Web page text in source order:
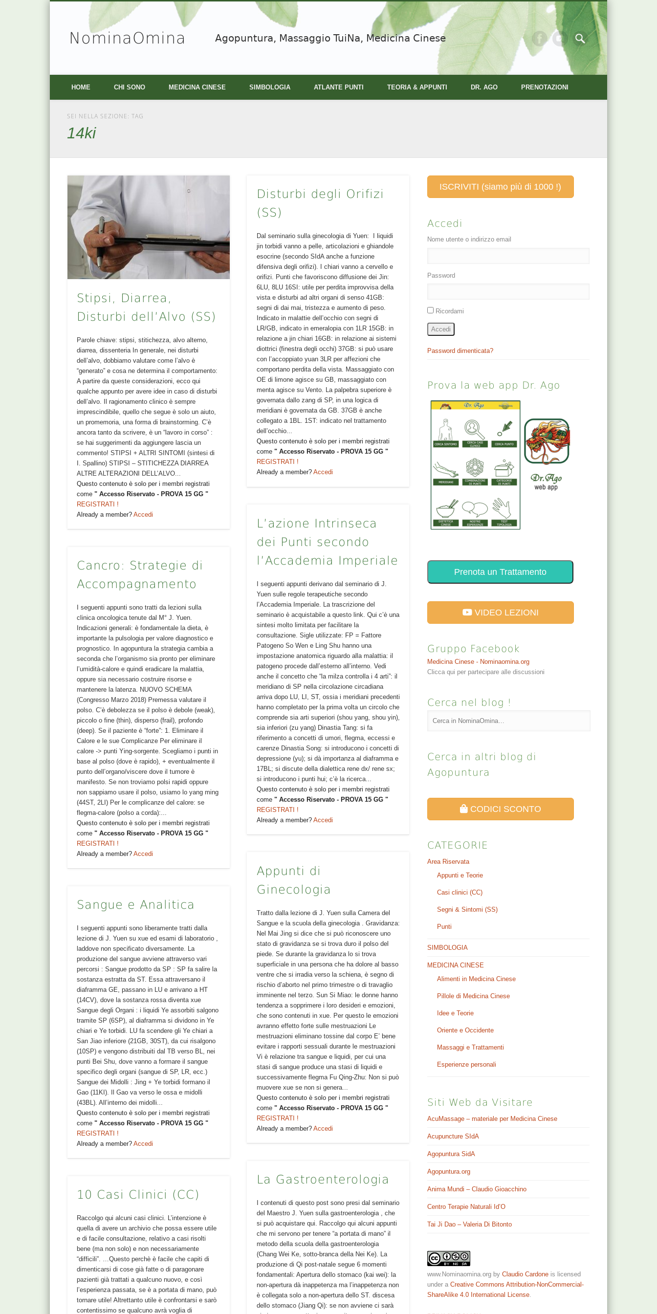
NominaOmina Agopuntura, Massaggio TuiNa, Medicina Cinese
Vimeo
HOME CHI SONO MEDICINA CINESE SIMBOLOGIA ATLANTE PUNTI TEORIA & APPUNTI DR. AGO PRENOTAZIONI
SEI NELLA SEZIONE: TAG
14ki
Stipsi, Diarrea,
Disturbi dell’Alvo (SS)
Parole chiave: stipsi, stitichezza, alvo alterno,
diarrea, dissenteria In generale, nei disturbi
dell’alvo, dobbiamo valutare come l’alvo è
“generato” e cosa ne determina il comportamento:
A partire da queste considerazioni, ecco qui
qualche appunto per avere idee in caso di disturbi
dell’alvo. Il ragionamento clinico è sempre
imprescindibile, quello che segue è solo un aiuto,
un promemoria, una forma di brainstorming. C’è
ancora tanto da scrivere, è un “lavoro in corso” :
se hai suggerimenti da aggiungere lascia un
commento! STIPSI + ALTRI SINTOMI (sintesi di
I. Spallino) STIPSI – STITICHEZZA DIARREA
ALTRE ALTERAZIONI DELL’ALVO...
Questo contenuto è solo per i membri registrati
come" Accesso Riservato - PROVA 15 GG "
REGISTRATI !
Already a member?Accedi
Disturbi degli Orifizi
(SS)
Dal seminario sulla ginecologia di Yuen: I liquidi
jin torbidi vanno a pelle, articolazioni e ghiandole
esocrine (secondo SIdA anche a funzione
difensiva degli orifizi). I chiari vanno a cervello e
orifizi. Punti che favoriscono diffusione dei Jin:
6LU, 8LU 16SI: utile per perdita improvvisa della
vista e disturbi ad altri organi di senso 41GB:
segni di dai mai, tristezza e aumento di peso.
Indicato in malattie dell’occhio con segni di
LR/GB, indicato in emeralopia con 1LR 15GB: in
relazione a jin chiari 16GB: in relazione ai sistemi
diottrici (finestra degli occhi) 37GB: si può usare
con l’accoppiato yuan 3LR per affezioni che
comportano perdita della vista. Massaggiato con
OE di limone agisce su GB, massaggiato con
menta agisce su Vento. La palpebra superiore è
governata dallo zang di SP, in una logica di
meridiani è governata da GB. 37GB è anche
collegato a 1BL. 1ST: indicato nel trattamento
dell’occhio...
Questo contenuto è solo per i membri registrati
come " Accesso Riservato - PROVA 15 GG "
REGISTRATI !
Already a member? Accedi
L’azione Intrinseca
dei Punti secondo
l’Accademia Imperiale
I seguenti appunti derivano dal seminario di J.
Yuen sulle regole terapeutiche secondo
l’Accademia Imperiale. La trascrizione del
seminario è acquistabile a questo link. Qui c’è una
sintesi molto limitata per facilitare la
consultazione. Sigle utilizzate: FP = Fattore
Patogeno So Wen e Ling Shu hanno una
impostazione anatomica riguardo alla malattia: il
patogeno procede dall’esterno all’interno. Vedi
anche il concetto che “la milza controlla i 4 arti”: il
meridiano di SP nella circolazione circadiana
arriva dopo LU, LI, ST, ossia i meridiani precedenti
hanno completato per la prima volta un circolo che
comprende sia arti superiori (shou yang, shou yin),
sia inferiori (zu yang) Dinastia Tang: si fa
riferimento a concetti di umori, flegma, eccessi e
carenze Dinastia Song: si introducono i concetti di
depressione (yu); si dà importanza al diaframma e
17BL; si discute della dialettica rene dx/ rene sx;
si introducono i punti hui; c’è la ricerca...
Questo contenuto è solo per i membri registrati
come " Accesso Riservato - PROVA 15 GG "
REGISTRATI !
Already a member? Accedi
Cancro: Strategie di
Accompagnamento
I seguenti appunti sono tratti da lezioni sulla
clinica oncologica tenute dal M° J. Yuen.
Indicazioni generali: è fondamentale la dieta, è
importante la pulsologia per valore diagnostico e
prognostico. In agopuntura la strategia cambia a
seconda che l’organismo sia pronto per eliminare
l’umidità-calore e quindi eradicare la malattia,
oppure sia necessario costruire risorse e
mantenere la latenza. NUOVO SCHEMA
(Congresso Marzo 2018) Premessa valutare il
polso. C’è debolezza se il polso è debole (weak),
piccolo o fine (thin), disperso (frail), profondo
(deep). Se il paziente è “forte”: 1. Eliminare il
Calore e le sue Complicanze Per eliminare il
calore -> punti Ying-sorgente. Scegliamo i punti in
base al polso (dove è rapido), + eventualmente il
punto dell’organo/viscere dove il tumore è
manifesto. Se non troviamo polsi rapidi oppure
non sappiamo usare il polso, usiamo lo yang ming
(44ST, 2LI) Per le complicanze del calore: se
flegma-calore (polso a corda):...
Questo contenuto è solo per i membri registrati
come" Accesso Riservato - PROVA 15 GG "
REGISTRATI !
Already a member?Accedi
Appunti di
Ginecologia
Tratto dalla lezione di J. Yuen sulla Camera del
Sangue e la scuola della ginecologia . Gravidanza:
Nel Mai Jing si dice che si può riconoscere uno
stato di gravidanza se si trova duro il polso del
piede. Se durante la gravidanza lo si trova
superficiale in una persona che ha dolore al basso
ventre che si irradia verso la schiena, è segno di
rischio d’aborto nel primo trimestre o di travaglio
imminente nel terzo. Sun Si Miao: le donne hanno
tendenza a sopprimere i loro desideri e emozioni,
che sono contenuti in xue. Per questo le emozioni
avranno effetto forte sulle mestruazioni Le
mestruazioni eliminano tossine dal corpo E’ bene
evitare i rapporti sessuali durante le mestruazioni
Vi è relazione tra sangue e liquidi, per cui una
stasi di sangue produce una stasi di liquidi e
successivamente flegma Fu Qing-Zhu: Non si può
muovere xue se non si genera...
Questo contenuto è solo per i membri registrati
come " Accesso Riservato - PROVA 15 GG "
REGISTRATI !
Already a member? Accedi
Sangue e Analitica
I seguenti appunti sono liberamente tratti dalla
lezione di J. Yuen su xue ed esami di laboratorio ,
laddove non specificato diversamente. La
produzione del sangue avviene attraverso vari
percorsi : Sangue prodotto da SP : SP fa salire la
sostanza estratta da ST. Essa attraversano il
diaframma GE, passano in LU e arrivano a HT
(14CV), dove la sostanza rossa diventa xue
Sangue degli Organi : i liquidi Ye assorbiti salgono
tramite SP (6SP), al diaframma si dividono in Ye
chiari e Ye torbidi. LU fa scendere gli Ye chiari a
San Jiao inferiore (21GB, 30ST), da cui risalgono
(10SP) e vengono distribuiti dal TB verso BL, nei
punti Bei Shu, dove vanno a formare il sangue
specifico degli organi (sangue di SP, LR, ecc.)
Sangue dei Midolli : Jing + Ye torbidi formano il
Gao (11KI). Il Gao va verso le ossa e midolli
(43BL). All’interno dei midolli...
Questo contenuto è solo per i membri registrati
come" Accesso Riservato - PROVA 15 GG "
REGISTRATI !
Already a member?Accedi
La Gastroenterologia
I contenuti di questo post sono presi dal seminario
del Maestro J. Yuen sulla gastroenterologia , che
si può acquistare qui. Raccolgo qui alcuni appunti
che mi servono per tenere “a portata di mano” il
metodo della scuola della gastroenterologia
(Chang Wei Ke, sotto-branca della Nei Ke). La
produzione di Qi post-natale segue 6 momenti
fondamentali: Apertura dello stomaco (kai wei): la
non-apertura dà inappetenza ma l’inappetenza non
è collegata solo a non-apertura dello ST. discesa
dello stomaco (Jiang Qi): se non avviene ci sarà
10 Casi Clinici (CC)
Raccolgo qui alcuni casi clinici. L’intenzione è
quella di avere un archivio che possa essere utile
e di facile consultazione, relativo a casi risolti
bene (ma non solo) e non necessariamente
“difficili”. …Questo perchè è facile che capiti di
dimenticarsi di cose già fatte o di paragonare
pazienti già trattati a qualcuno nuovo, e così
l’esperienza passata, se è a portata di mano, può
tornare utile! Altrettanto utile è confrontarsi e sarò
contentissimo se qualcuno avrà voglia di
ISCRIVITI (siamo più di 1000 !)
Accedi
Nome utente o indirizzo email
Password
Ricordami
Accedi
Password dimenticata?
Prova la web app Dr. Ago
Prenota un Trattamento
VIDEO LEZIONI
Gruppo Facebook
Medicina Cinese - Nominaomina.org
Clicca qui per partecipare alle discussioni
Cerca nel blog !
Cerca in altri blog di
Agopuntura
CODICI SCONTO
CATEGORIE
Area Riservata
Appunti e Teorie
Casi clinici (CC)
Segni & Sintomi (SS)
Punti
SIMBOLOGIA
MEDICINA CINESE
Alimenti in Medicina Cinese
Pillole di Medicina Cinese
Idee e Teorie
Oriente e Occidente
Massaggi e Trattamenti
Esperienze personali
Siti Web da Visitare
AcuMassage – materiale per Medicina Cinese
Acupuncture SIdA
Agopuntura SidA
Agopuntura.org
Anima Mundi – Claudio Gioacchino
Centro Terapie Naturali Id’O
Tai Ji Dao – Valeria Di Bitonto
www.Nominaomina.org byClaudio Cardone is licensed
under aCreative Commons Attribution-NonCommercial-
ShareAlike 4.0 International License